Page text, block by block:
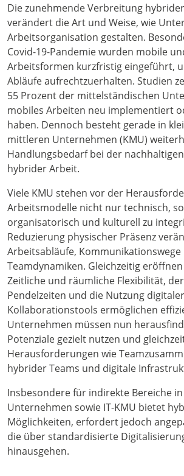
Die zunehmende Verbreitung
verändert die Art und Weise, wie
Arbeitsorganisation gestalten.
Covid-19-Pandemie wurden mobile
Arbeitsformen kurzfristig eingeführt,
Abläufe aufrechtzuerhalten. Studien
55 Prozent der mittelständischen
mobiles Arbeiten neu implementiert
haben. Dennoch besteht gerade in
mittleren Unternehmen (KMU)
Handlungsbedarf bei der
hybrider Arbeit.
Viele KMU stehen vor der
Arbeitsmodelle nicht nur technisch,
organisatorisch und kulturell zu
Reduzierung physischer Präsenz
Arbeitsabläufe, Kommunikationswege
Teamdynamiken. Gleichzeitig
Zeitliche und räumliche Flexibilität,
Pendelzeiten und die Nutzung digitaler
Kollaborationstools ermöglichen
Unternehmen müssen nun
Potenziale gezielt nutzen und
Herausforderungen wie
hybrider Teams und digitale
Insbesondere für indirekte Bereiche
Unternehmen sowie IT-KMU bietet
Möglichkeiten, erfordert jedoch
die über standardisierte
hinausgehen.